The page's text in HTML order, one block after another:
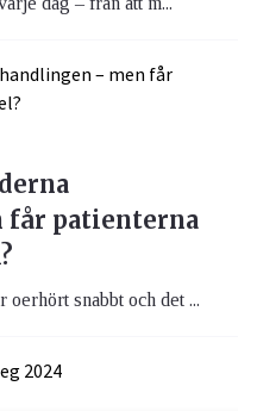
får patienterna
snabbt och det ...